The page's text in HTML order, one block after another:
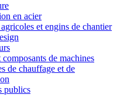
en acier
et engins de chantier
de machines
de chauffage et de
publics